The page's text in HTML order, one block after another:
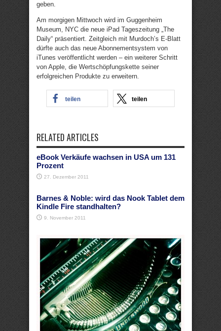
geben.
Am morgigen Mittwoch wird im Guggenheim
Museum, NYC die neue iPad Tageszeitung „The
Daily“ präsentiert. Zeitgleich mit Murdoch’s E-Blatt
dürfte auch das neue Abonnementsystem von
iTunes veröffentlicht werden – ein weiterer Schritt
von Apple, die Wertschöpfungskette seiner
erfolgreichen Produkte zu erweitern.
teilen teilen
RELATED ARTICLES
eBook Verkäufe wachsen in USA um 131
Prozent
27. Dezember 2011
Barnes & Noble: wird das Nook Tablet dem
Kindle Fire standhalten?
9. November 2011